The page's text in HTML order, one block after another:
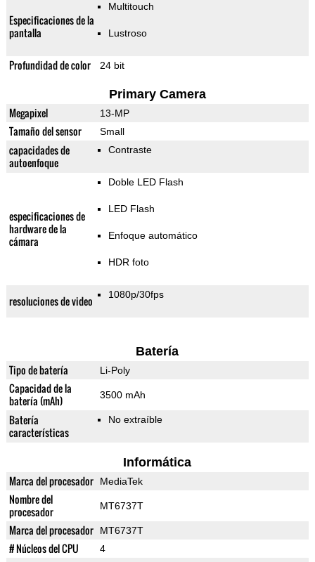
Especificaciones de la
pantalla
Multitouch
Lustroso
Profundidad de color 24 bit
Primary Camera
Megapixel 13-MP
Tamaño del sensor Small
capacidades de
autoenfoque
Contraste
especificaciones de
hardware de la
cámara
Doble LED Flash
LED Flash
Enfoque automático
HDR foto
resoluciones de video 1080p/30fps
Batería
Tipo de batería Li-Poly
Capacidad de la
batería (mAh)
3500 mAh
Batería
características
No extraíble
Informática
Marca del procesador MediaTek
Nombre del
procesador
MT6737T
Marca del procesador MT6737T
# Núcleos del CPU 4